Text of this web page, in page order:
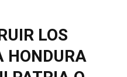
LOS
HONDURA